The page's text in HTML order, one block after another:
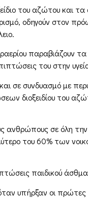
του αζώτου και
οδηγούν στον
παραβιάζουν
του στην
σε συνδυασμό με
διοξειδίου του
ανθρώπους σε όλη
του 60% των
παιδικού
υπήρξαν οι πρώτες